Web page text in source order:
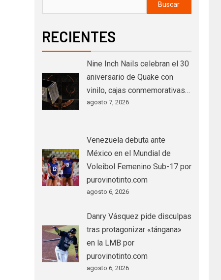
Buscar
RECIENTES
Nine Inch Nails celebran el 30
aniversario de Quake con
vinilo, cajas conmemorativas…
agosto 7, 2026
Venezuela debuta ante
México en el Mundial de
Voleibol Femenino Sub-17 por
purovinotinto.com
agosto 6, 2026
Danry Vásquez pide disculpas
tras protagonizar «tángana»
en la LMB por
purovinotinto.com
agosto 6, 2026